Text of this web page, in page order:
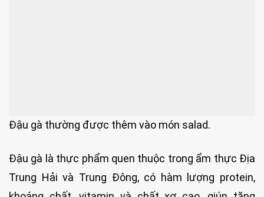
Đậu gà thường được thêm vào món salad.
Đậu gà là thực phẩm quen thuộc trong ẩm thực Địa
Trung Hải và Trung Đông, có hàm lượng protein,